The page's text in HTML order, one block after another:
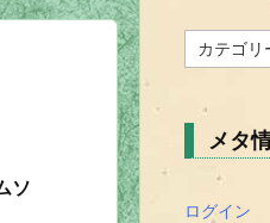
ソ
談
メタ
ログイン